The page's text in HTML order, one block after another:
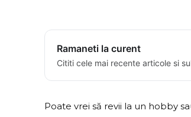
Ramaneti la curent
Cititi cele mai recente articole si
Poate vrei să revii la un hobby